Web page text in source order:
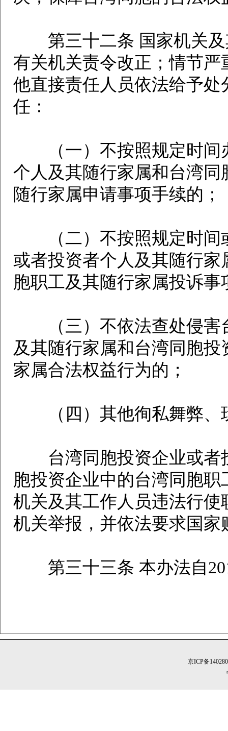
第三十二条 国家机关及
有关机关责令改正；情节
他直接责任人员依法给予
任：
（一）不按照规定时间
个人及其随行家属和台湾
随行家属申请事项手续的；
（二）不按照规定时间
或者投资者个人及其随行
胞职工及其随行家属投诉事
（三）不依法查处侵害
及其随行家属和台湾同胞
家属合法权益行为的；
（四）其他徇私舞弊、
台湾同胞投资企业或者
胞投资企业中的台湾同胞
机关及其工作人员违法行
机关举报，并依法要求国家
第三十三条 本办法自
京ICP备